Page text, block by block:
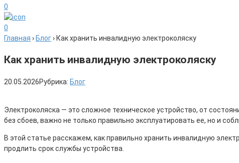
0
0
Главная › Блог› Как хранить инвалидную электроколяску
Как хранить инвалидную электроколяску
20.05.2026Рубрика: Блог
Электроколяска — это сложное техническое устройство, от
без сбоев, важно не только правильно эксплуатировать ее, но и
В этой статье расскажем, как правильно хранить инвалидную
продлить срок службы устройства.